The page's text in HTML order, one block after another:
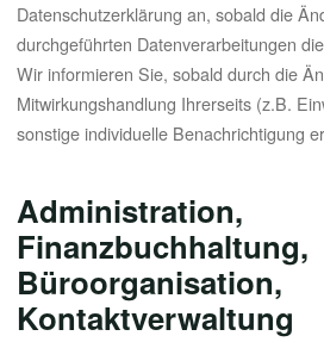
Datenschutzerklärung an, sobald die
durchgeführten Datenverarbeitungen
Wir informieren Sie, sobald durch die
Mitwirkungshandlung Ihrerseits (z.B.
sonstige individuelle Benachrichtigung
Administration,
Finanzbuchhaltung,
Büroorganisation,
Kontaktverwaltung